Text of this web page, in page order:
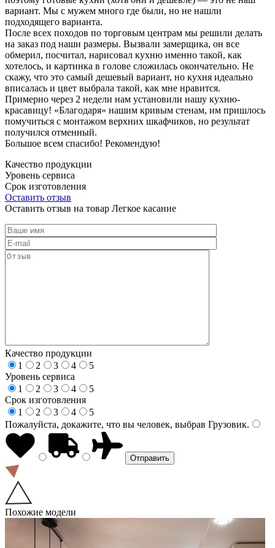
вариант. Мы с мужем много где были, но не нашли
подходящего варианта.
После всех походов по торговым центрам мы решили делать
на заказ под наши размеры. Вызвали замерщика, он все
обмерил, посчитал, нарисовал кухню именно такой, как
хотелось, и картинка в голове сложилась окончательно. Не
скажу, что это самый дешевый вариант, но кухня идеально
вписалась и цвет выбрала такой, как мне нравится.
Примерно через 2 недели нам установили нашу кухню-
красавицу! «Благодаря» нашим кривым стенам, им пришлось
помучиться с монтажом верхних шкафчиков, но результат
получился отменный.
Большое всем спасибо! Рекомендую!
Качество продукции
Уровень сервиса
Срок изготовления
Оставить отзыв
Оставить отзыв на товар Легкое касание
Качество продукции
1
2 3 4
5
Уровень сервиса
1
2 3 4
5
Срок изготовления
1
2 3 4
5
Пожалуйста, докажите, что вы человек, выбрав Грузовик.
Похожие модели